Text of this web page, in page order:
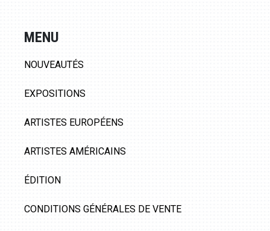
MENU
NOUVEAUTÉS
EXPOSITIONS
ARTISTES EUROPÉENS
ARTISTES AMÉRICAINS
ÉDITION
CONDITIONS GÉNÉRALES DE VENTE